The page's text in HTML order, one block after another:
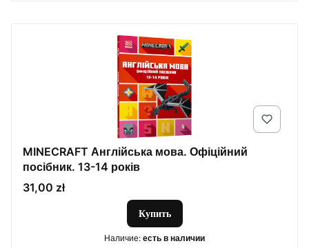
MINECRAFT Англійська мова. Офіційний
посібник. 13-14 років
Цена
31,00 zł
Купить
Наличие: есть в наличии